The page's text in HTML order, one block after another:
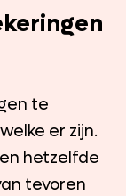
te
er zijn.
hetzelfde
tevoren